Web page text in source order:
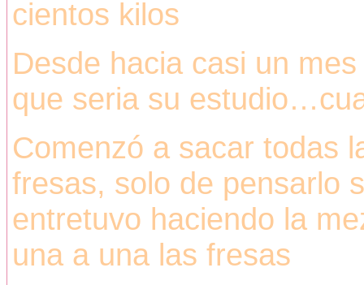
cientos kilos
Desde hacia casi un
que seria su
Comenzó a sacar todas
fresas, solo de pensarlo
entretuvo haciendo la
una a una las fresas